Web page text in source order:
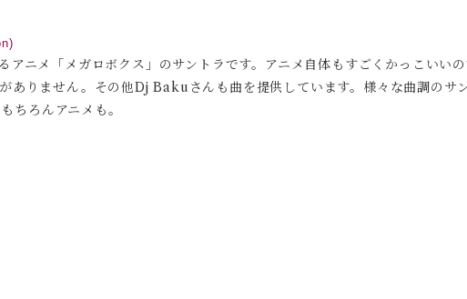
ニメ「メガロボクス」のサントラです。アニメ自体もすごくかっこいい
ありません。その他Dj Bakuさんも曲を提供しています。様々な曲調の
ちろんアニメも。